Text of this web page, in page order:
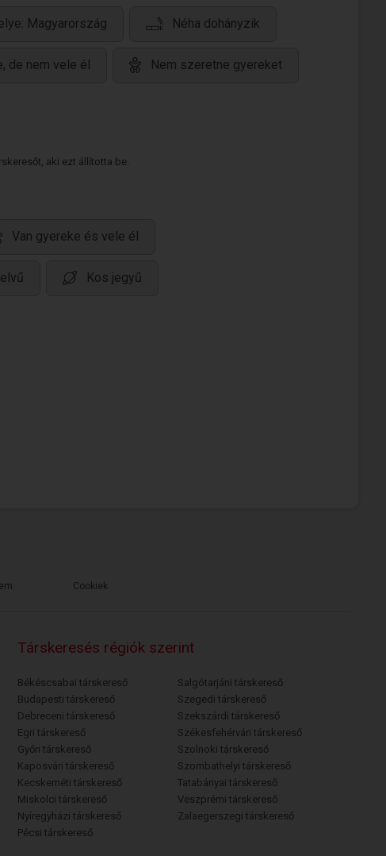
Magyarország Néha dohányzik
de nem vele él Nem szeretne gyereket
aki ezt állította be.
Van gyereke és vele él
Kos jegyű
Cookiek
Társkeresés régiók szerint
Békéscsabai társkereső
Budapesti társkereső
Debreceni társkereső
Egri társkereső
Győri társkereső
Kaposvári társkereső
Kecskeméti társkereső
Miskolci társkereső
Nyíregyházi társkereső
Pécsi társkereső
Salgótarjáni társkereső
Szegedi társkereső
Szekszárdi társkereső
Székesfehérvári társkereső
Szolnoki társkereső
Szombathelyi társkereső
Tatabányai társkereső
Veszprémi társkereső
Zalaegerszegi társkereső